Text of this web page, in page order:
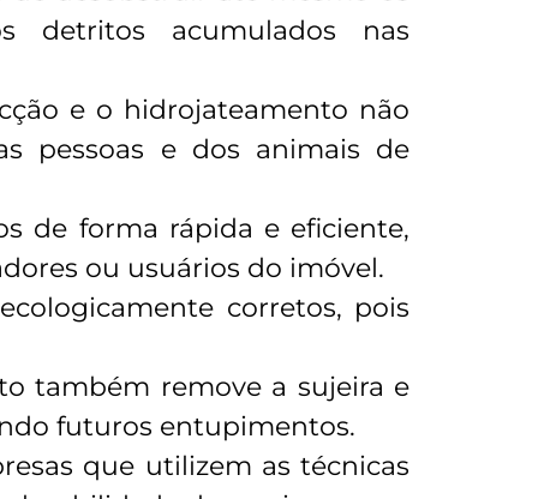
detritos acumulados nas
e o hidrojateamento não
pessoas e dos animais de
de forma rápida e eficiente,
ou usuários do imóvel.
corretos, pois
também remove a sujeira e
futuros entupimentos.
que utilizem as técnicas